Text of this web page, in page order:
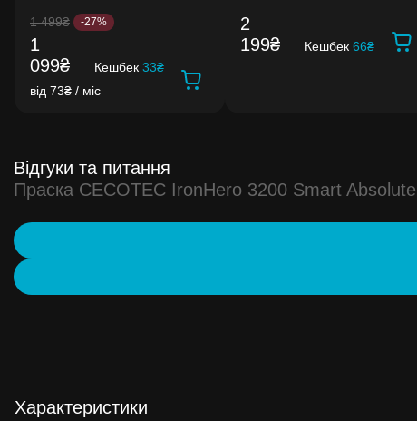
1 499₴ -27%
1
099₴
Кешбек 33₴
від 73₴ / міс
2
199₴
Кешбек 66₴
Відгуки та питання
Праска CECOTEC IronHero 3200 Smart Absolute
Характеристики